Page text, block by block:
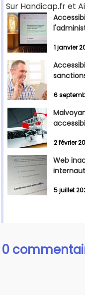
Sur Handicap.fr et
1 janvier
6
2 février
Web
5 juillet
0